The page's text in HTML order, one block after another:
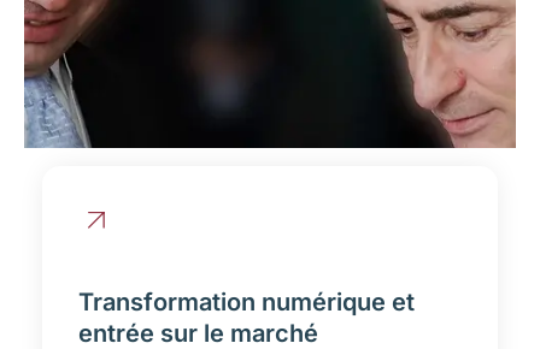
Transformation numérique et
entrée sur le marché